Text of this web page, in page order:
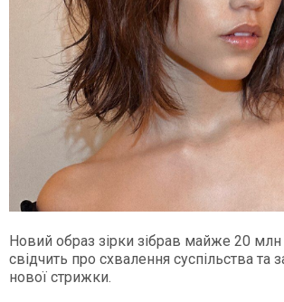
Новий образ зірки зібрав майже 20
свідчить про схвалення суспільства та
нової стрижки.